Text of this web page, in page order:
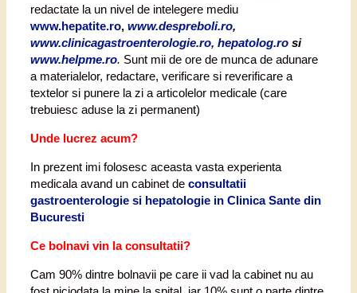
redactate la un nivel de intelegere mediu
www.hepatite.ro, www.despreboli.ro,
www.clinicagastroenterologie.ro, hepatolog.ro si
www.helpme.ro. Sunt mii de ore de munca de adunare
a materialelor, redactare, verificare si reverificare a
textelor si punere la zi a articolelor medicale (care
trebuiesc aduse la zi permanent)
Unde lucrez acum?
In prezent imi folosesc aceasta vasta experienta
medicala avand un cabinet de consultatii
gastroenterologie si hepatologie in Clinica Sante din
Bucuresti
Ce bolnavi vin la consultatii?
Cam 90% dintre bolnavii pe care ii vad la cabinet nu au